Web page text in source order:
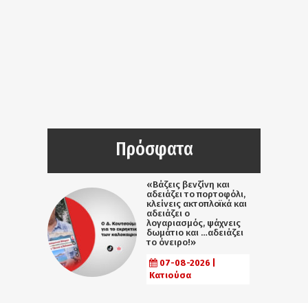
Πρόσφατα
«Βάζεις βενζίνη και
αδειάζει το πορτοφόλι,
κλείνεις ακτοπλοϊκά και
αδειάζει ο
λογαριασμός, ψάχνεις
δωμάτιο και …αδειάζει
το όνειρο!»
07-08-2026 |
Κατιούσα